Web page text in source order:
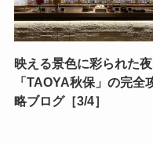
映える景色に彩られた夜
「TAOYA秋保」の完全
略ブログ［3/4］